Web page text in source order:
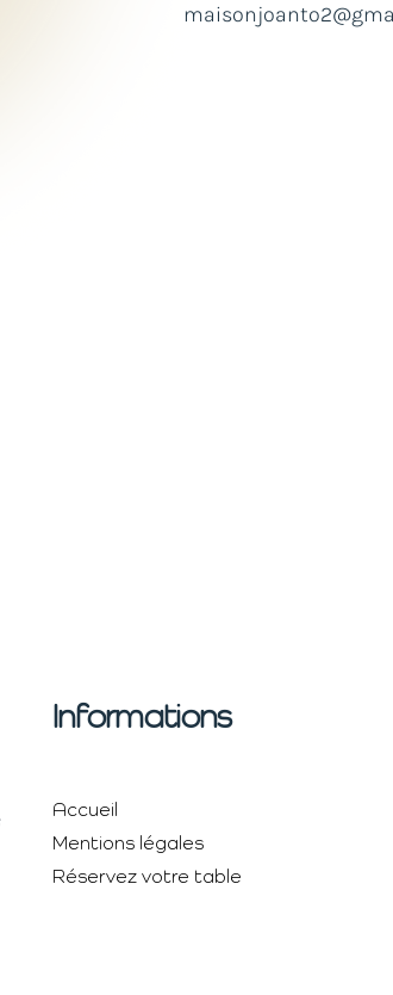
Informations
Accueil
Mentions légales
Réservez votre table